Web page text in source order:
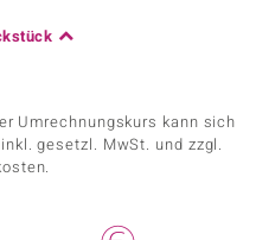
Umrechnungskurs kann sich
gesetzl. MwSt. und zzgl.